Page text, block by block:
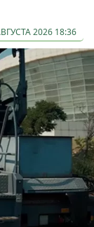
2026 18:36